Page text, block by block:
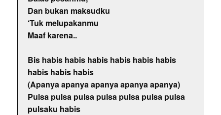
Dan bukan maksudku
‘Tuk melupakanmu
Maaf karena..
Bis habis habis habis habis habis habis
habis habis habis
(Apanya apanya apanya apanya apanya)
Pulsa pulsa pulsa pulsa pulsa pulsa pulsa
pulsaku habis